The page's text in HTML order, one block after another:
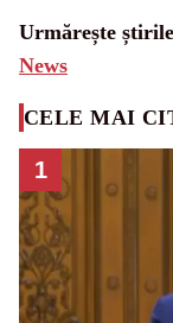
Urmărește
News
CELE MAI
1